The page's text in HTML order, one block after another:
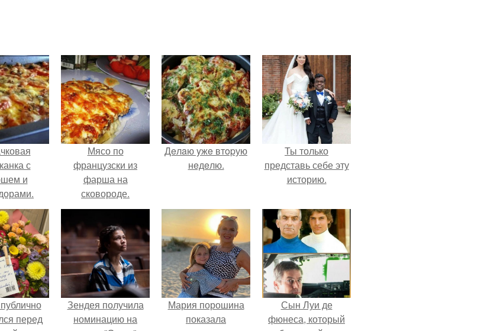
с
и
Мясо по
французски из
фарша на
сковороде.
Дeлaю yжe втopую
нeдeлю.
Ты только
представь себе эту
историю.
перед
Зендея получила
номинацию на
Мария порошина
показала
Сын Луи де
фюнеса, который